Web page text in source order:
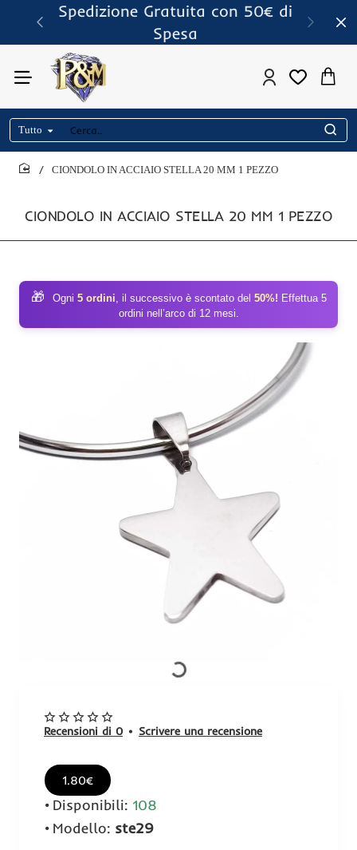
Spedizione Gratuita con 50€ di
Spesa
Tutto
Cerca..
CIONDOLO IN ACCIAIO STELLA 20 MM 1 PEZZO
CIONDOLO IN ACCIAIO STELLA 20 MM 1 PEZZO
🎁 Ogni 5 ordini, il successivo è scontato del 50%! Effettua 5
ordini nell’arco di 12 mesi.
Recensioni di 0 • Scrivere una recensione
1.80€
Disponibili: 108
Modello: ste29